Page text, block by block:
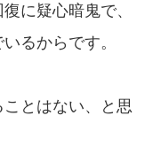
に疑心暗鬼で、
るからです。
とはない、と思